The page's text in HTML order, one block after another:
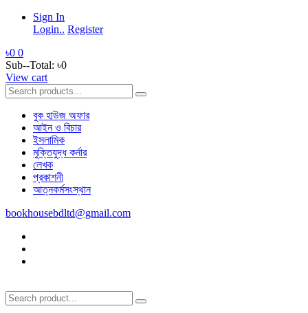
Sign In
Login.. Register
৳0 0
Sub--Total: ৳0
View cart
বুক হাউজ অফার
আইন ও বিচার
ইসলামিক
মুক্তিযুদ্ধ কর্নার
লেখক
প্রকাশনী
আত্নকর্মসংস্থান
bookhousebdltd@gmail.com